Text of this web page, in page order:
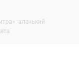
аленький